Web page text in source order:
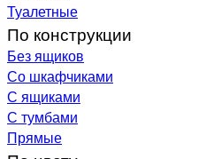
Туалетные
По конструкции
Без ящиков
Со шкафчиками
С ящиками
С тумбами
Прямые